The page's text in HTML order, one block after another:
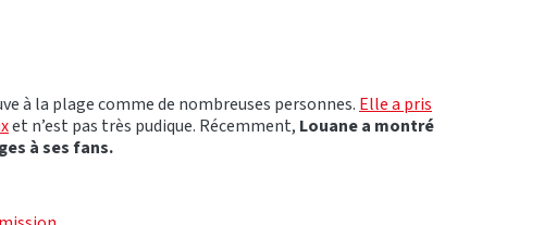
à la plage comme de nombreuses personnes. Elle a pris
et n’est pas très pudique. Récemment, Louane a montré
à ses fans.